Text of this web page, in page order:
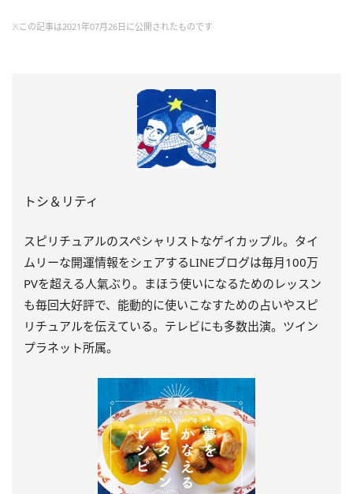
※この記事は2021年07月26日に公開されたものです
トシ＆リティ
スピリチュアルのスペシャリストなゲイカップル。タイ
ムリーな開運情報をシェアするLINEブログは毎月100万
PVを超える人氣ぶり。まほう使いになるためのレッスン
も毎回大好評で、能動的に使いこなすための占いやスピ
リチュアルを伝えている。テレビにも多数出演。ツイン
プラネット所属。